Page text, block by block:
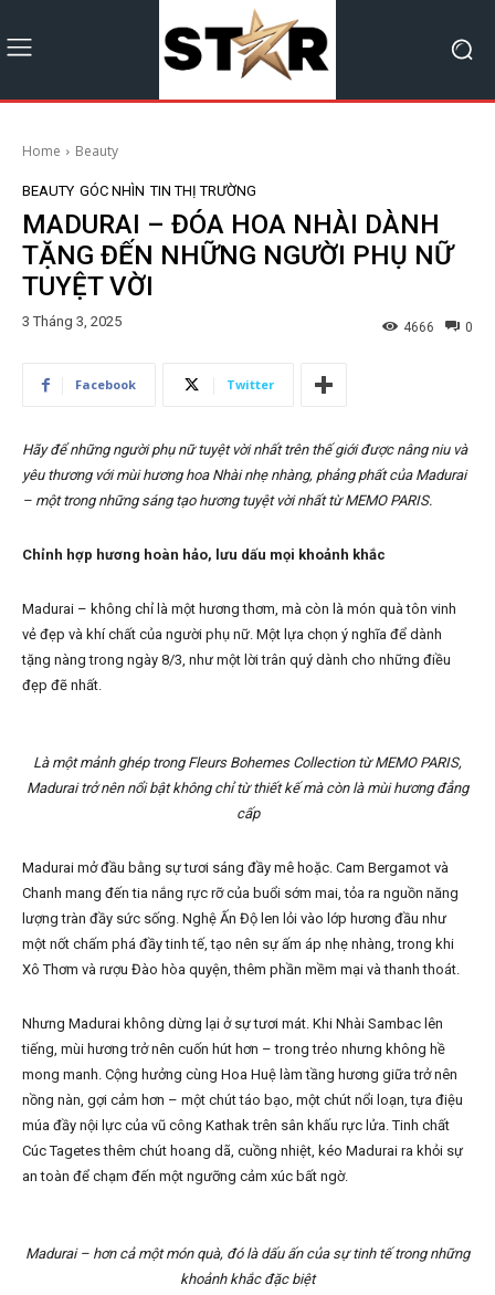
Home Beauty
BEAUTY GÓC NHÌN TIN THỊ TRƯỜNG
MADURAI – ĐÓA HOA NHÀI DÀNH
TẶNG ĐẾN NHỮNG NGƯỜI PHỤ NỮ
TUYỆT VỜI
3 Tháng 3, 2025 0
4666
Facebook Twitter
Hãy để những người phụ nữ tuyệt vời nhất trên thế giới được nâng niu và
yêu thương với mùi hương hoa Nhài nhẹ nhàng, phảng phất của Madurai
– một trong những sáng tạo hương tuyệt vời nhất từ MEMO PARIS.
Chỉnh hợp hương hoàn hảo, lưu dấu mọi khoảnh khắc
Madurai – không chỉ là một hương thơm, mà còn là món quà tôn vinh
vẻ đẹp và khí chất của người phụ nữ. Một lựa chọn ý nghĩa để dành
tặng nàng trong ngày 8/3, như một lời trân quý dành cho những điều
đẹp đẽ nhất.
Là một mảnh ghép trong Fleurs Bohemes Collection từ MEMO PARIS,
Madurai trở nên nổi bật không chỉ từ thiết kế mà còn là mùi hương đẳng
cấp
Madurai mở đầu bằng sự tươi sáng đầy mê hoặc. Cam Bergamot và
Chanh mang đến tia nắng rực rỡ của buổi sớm mai, tỏa ra nguồn năng
lượng tràn đầy sức sống. Nghệ Ấn Độ len lỏi vào lớp hương đầu như
một nốt chấm phá đầy tinh tế, tạo nên sự ấm áp nhẹ nhàng, trong khi
Xô Thơm và rượu Đào hòa quyện, thêm phần mềm mại và thanh thoát.
Nhưng Madurai không dừng lại ở sự tươi mát. Khi Nhài Sambac lên
tiếng, mùi hương trở nên cuốn hút hơn – trong trẻo nhưng không hề
mong manh. Cộng hưởng cùng Hoa Huệ làm tầng hương giữa trở nên
nồng nàn, gợi cảm hơn – một chút táo bạo, một chút nổi loạn, tựa điệu
múa đầy nội lực của vũ công Kathak trên sân khấu rực lửa. Tinh chất
Cúc Tagetes thêm chút hoang dã, cuồng nhiệt, kéo Madurai ra khỏi sự
an toàn để chạm đến một ngưỡng cảm xúc bất ngờ.
Madurai – hơn cả một món quà, đó là dấu ấn của sự tinh tế trong những
khoảnh khắc đặc biệt